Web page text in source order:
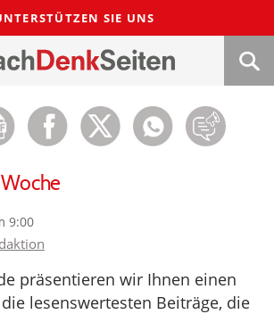
SIE UNS
9:00
präsentieren wir Ihnen einen
lesenswertesten Beiträge, die